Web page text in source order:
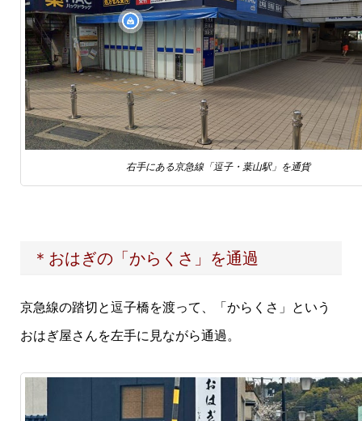
右手にある京急線「逗子・葉山駅」を通貨
＊おはぎの「からくさ」を通過
京急線の踏切と逗子橋を渡って、「からくさ」という
おはぎ屋さんを左手に見ながら通過。